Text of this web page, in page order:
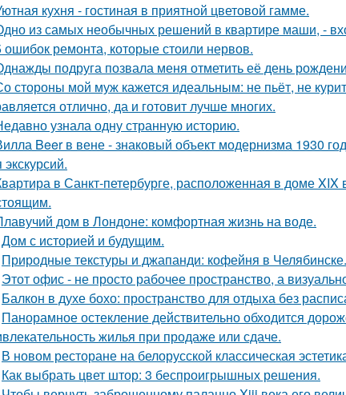
кухня - гостиная в приятной цветовой гамме.
из самых необычных решений в квартире маши, -
ошибок ремонта, которые стоили нервов.
подруга позвала меня отметить её день
стороны мой муж кажется идеальным: не пьёт, не
отлично, да и готовит лучше многих.
узнала одну странную историю.
Beer в вене - знаковый объект модернизма 1930
экскурсий.
в Санкт-петербурге, расположенная в доме
дом в Лондоне: комфортная жизнь на воде.
Дом с историей и будущим.
Природные текстуры и джапанди: кофейня в Челябинске.
Этот офис - не просто рабочее пространство, а
Балкон в духе бохо: пространство для отдыха без
Панорамное остекление действительно обходится
жилья при продаже или сдаче.
В новом ресторане на белорусской классическая
Как выбрать цвет штор: 3 беспроигрышных решения.